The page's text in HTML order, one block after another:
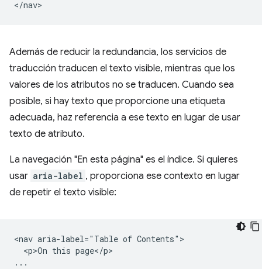
Además de reducir la redundancia, los servicios de
traducción traducen el texto visible, mientras que los
valores de los atributos no se traducen. Cuando sea
posible, si hay texto que proporcione una etiqueta
adecuada, haz referencia a ese texto en lugar de usar
texto de atributo.
La navegación "En esta página" es el índice. Si quieres
usar aria-label , proporciona ese contexto en lugar
de repetir el texto visible:
<nav aria-label="Table of Contents">
  <p>On this page</p>
...